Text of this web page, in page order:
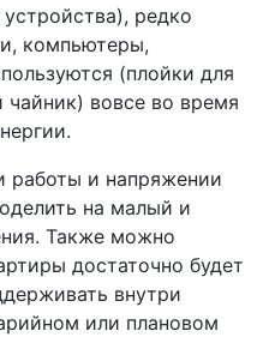
редко
компьютеры,
(плойки для
чайник) вовсе во время
работы и напряжении
на малый и
Также можно
достаточно будет
внутри
или плановом